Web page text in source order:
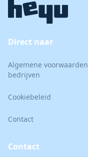
Direct naar
Algemene voorwaarden
bedrijven
Cookiebeleid
Contact
Contact